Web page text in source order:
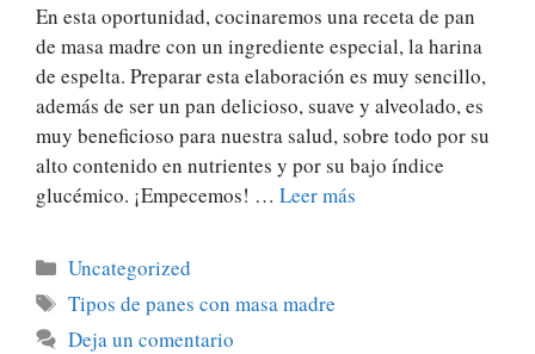
En esta oportunidad, cocinaremos una receta de pan
de masa madre con un ingrediente especial, la harina
de espelta. Preparar esta elaboración es muy sencillo,
además de ser un pan delicioso, suave y alveolado, es
muy beneficioso para nuestra salud, sobre todo por su
alto contenido en nutrientes y por su bajo índice
glucémico. ¡Empecemos! … Leer más
Categorías
Uncategorized
Etiquetas
Tipos de panes con masa madre
Deja un comentario